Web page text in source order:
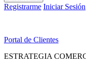
Registrarme Iniciar Sesión
Portal de Clientes
ESTRATEGIA